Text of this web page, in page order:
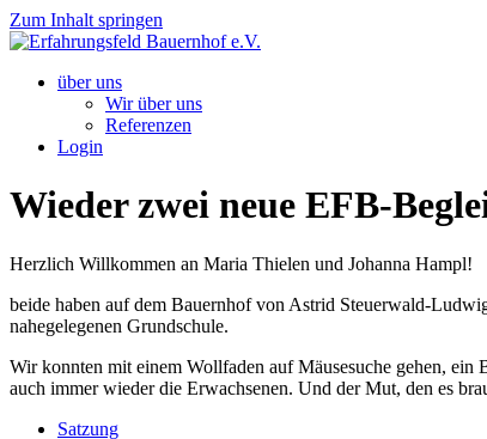
Zum Inhalt springen
über uns
Wir über uns
Referenzen
Login
Wieder zwei neue EFB-
Herzlich Willkommen an Maria Thielen und Johanna Hampl!
beide haben auf dem Bauernhof von Astrid Steuerwald-
nahegelegenen Grundschule.
Wir konnten mit einem Wollfaden auf Mäusesuche gehen,
auch immer wieder die Erwachsenen. Und der Mut, den es
Satzung